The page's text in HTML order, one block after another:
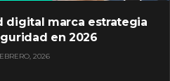
digital marca estrategia
en 2026
2026